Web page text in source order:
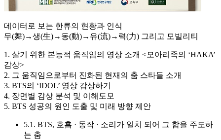
데이터로 보는 한류의 현황과 인식
무(舞)→생(生)→동(動)→유(流)→력(力) 그리고 모빌리티
1. 살기 위한 본능적 움직임의 영상 소개 <모아리족의 ‘HAKA’
감상>
2. 그 움직임으로부터 진화된 현재의 춤 스타들 소개
3. BTS의 ‘IDOL’ 영상 감상하기
4. 장면별 감상 분석 및 이해도모
5. BTS 성공의 원인 도출 및 미래 방향 제안
5.1. BTS, 호흡 · 동작 · 소리가 일치 되어 그 합을 주도하
는 춤